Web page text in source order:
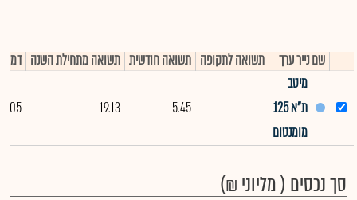
שם נייר ערך תשואה לתקופה תשואה חודשית תשואה מתחילת השנה דמי
מיטב
ת"א 125
מומנטום
-5.45
19.13
1.05
סך נכסים ( מליוני ₪)